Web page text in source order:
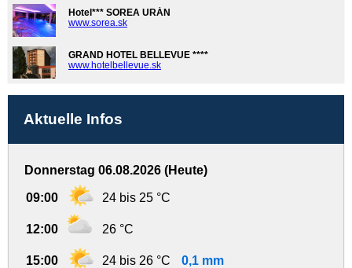
Hotel*** SOREA URÁN
www.sorea.sk
GRAND HOTEL BELLEVUE ****
www.hotelbellevue.sk
Aktuelle Infos
Donnerstag 06.08.2026 (Heute)
09:00 24 bis 25 °C
12:00 26 °C
15:00 24 bis 26 °C 0,1 mm